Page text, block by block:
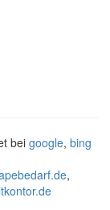
beigoogle, bing
,